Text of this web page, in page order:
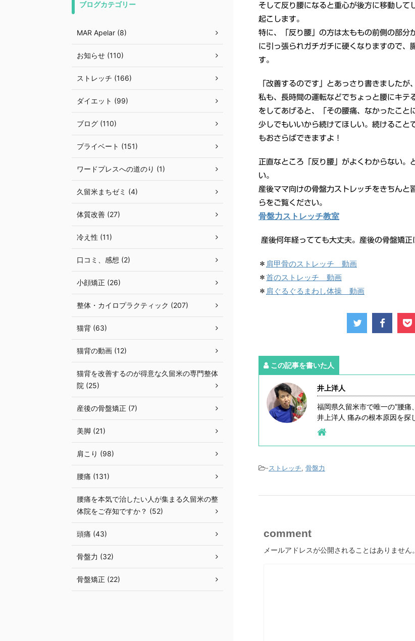
そして反り腰になると重心が後方に移動して
起こします。
特に、「反り腰」の方は太ももの前側の部分
に引っ張られガチガチに硬くなりますので、
す。
「改善するのです」とあっさり書きました
私も、長時間の運転などでちょっと腰にキテ
をしてあげると、「その腰痛、なかったこ
少しでもいいから続けてほしい。続けること
もおさらばできますよ！
正直なところ「反り腰」がよくわからない。
い。
産後ママ向けの骨盤力ストレッチをきちんと
らをご覧ください。
骨盤力ストレッチ教室
産後何年経ってても大丈夫。産後の骨盤矯
＊ 肩甲骨のストレッチ 動画
＊ 首のストレッチ 動画
＊ 肩ぐるぐるまわし体操 動画
この記事を書いた人
井上洋人
福岡県久留米市で唯一の”腰
井上洋人 痛みの根本原因を探
-ストレッチ, 骨盤力
comment
メールアドレスが公開されることはありません。
ブログカテゴリー
MAR Apelar (8)
お知らせ (110)
ストレッチ (166)
ダイエット (99)
ブログ (110)
プライベート (151)
ワードプレスへの道のり (1)
久留米まちゼミ (4)
体質改善 (27)
冷え性 (11)
口コミ、感想 (2)
小顔矯正 (26)
整体・カイロプラクティック (207)
猫背 (63)
猫背の動画 (12)
猫背を改善するのが得意な久留米の専門整体
院 (25)
産後の骨盤矯正 (7)
美脚 (21)
肩こり (98)
腰痛 (131)
腰痛を本気で治したい人が集まる久留米の整
体院をご存知ですか？ (52)
頭痛 (43)
骨盤力 (32)
骨盤矯正 (22)